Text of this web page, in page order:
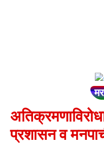
प्रशासन व